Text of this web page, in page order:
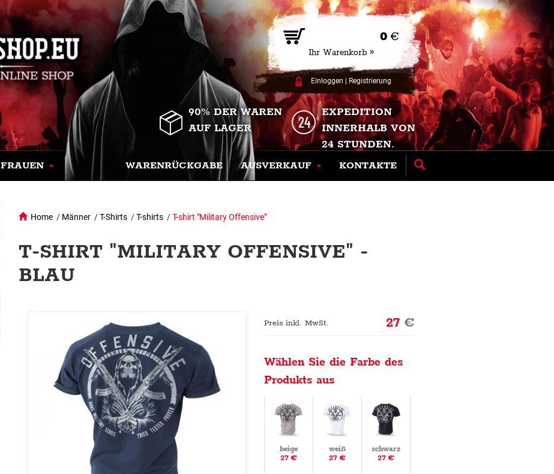
0 €
Ihr Warenkorb »
Einloggen Registrierung
90% DER WAREN
AUF LAGER
EXPEDITION
INNERHALB VON
24 STUNDEN.
FRAUEN WARENRÜCKGABE AUSVERKAUF KONTAKTE
Home / Männer /T-Shirts /T-shirts /T-shirt "Military Offensive"
T-SHIRT "MILITARY OFFENSIVE" -
BLAU
Preis inkl. MwSt. 27€
Wählen Sie die Farbe des
Produkts aus
beige
27 €
weiß
27 €
schwarz
27 €